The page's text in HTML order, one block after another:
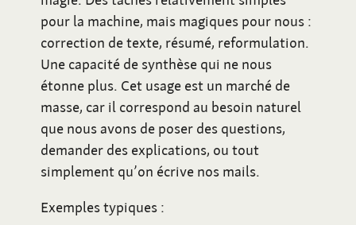
pour la machine, mais magiques pour nous :
correction de texte, résumé, reformulation.
Une capacité de synthèse qui ne nous
étonne plus. Cet usage est un marché de
masse, car il correspond au besoin naturel
que nous avons de poser des questions,
demander des explications, ou tout
simplement qu’on écrive nos mails.
Exemples typiques :